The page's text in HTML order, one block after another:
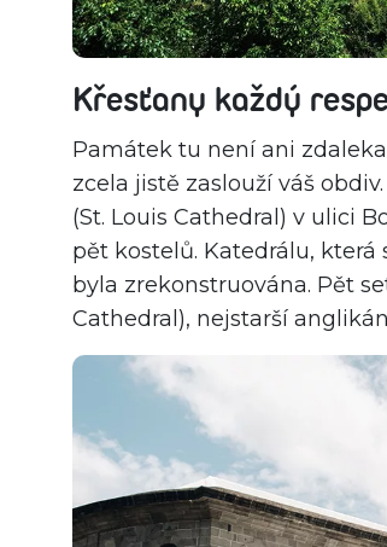
Křesťany každý
Památek tu není ani
zcela jistě zaslouží váš obdiv.
(St. Louis Cathedral) v ulici
pět kostelů. Katedrálu, která
byla zrekonstruována. Pět
Cathedral), nejstarší